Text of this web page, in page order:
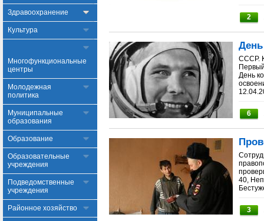
Здравоохранение
Культура
Многофункциональные
центры
Молодежная
политика
Муниципальные
образования
Образование
Образовательные
учреждения
Подведомственные
учреждения
Районное хозяйство
2
СССР.
День
6
40,
3